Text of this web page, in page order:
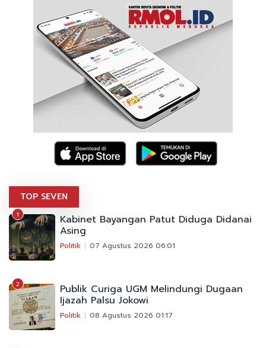
TOP SEVEN
1 Kabinet Bayangan Patut Diduga Didanai
Asing
Politik 07 Agustus 2026 06:01
2 Publik Curiga UGM Melindungi Dugaan
Ijazah Palsu Jokowi
Politik 08 Agustus 2026 01:17